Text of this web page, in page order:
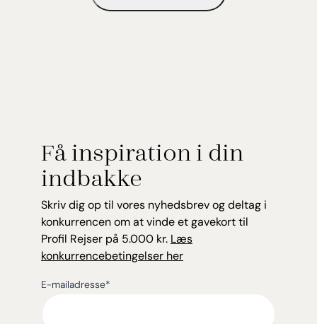
Få inspiration i din
indbakke
Skriv dig op til vores nyhedsbrev og deltag i
konkurrencen om at vinde et gavekort til
Profil Rejser på 5.000 kr. Læs
konkurrencebetingelser her
E-mailadresse*